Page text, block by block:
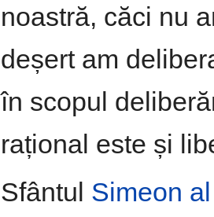
noastră, căci nu
deșert am
în scopul
rațional este și
Sfântul Simeon